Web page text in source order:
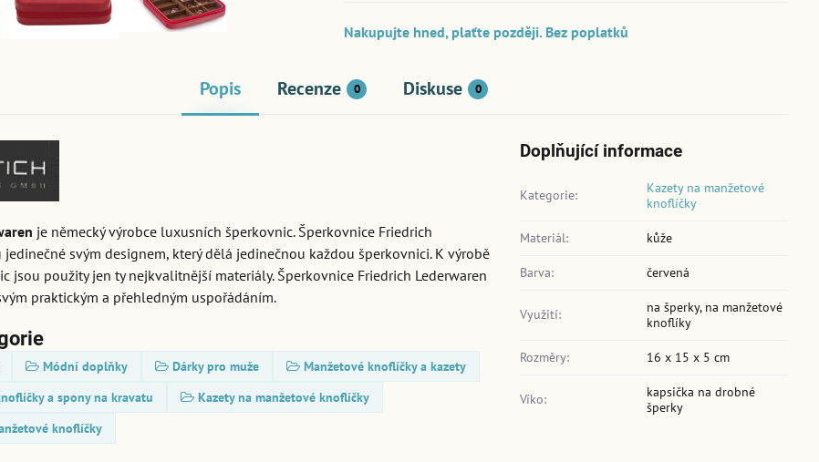
Nakupujte hned, plaťte později. Bez poplatků
Popis Recenze 0 Diskuse 0
je německý výrobce luxusních šperkovnic. Šperkovnice Friedrich
jedinečné svým designem, který dělá jedinečnou každou šperkovnici. K výrobě
jsou použity jen ty nejkvalitnější materiály. Šperkovnice Friedrich Lederwaren
praktickým a přehledným uspořádáním.
Módní doplňky Dárky pro muže
Manžetové knoflíčky a kazety
a spony na kravatu
Kazety na manžetové knoflíčky
knoflíčky
Doplňující informace
Kategorie:
Kazety na manžetové
knoflíčky
Materiál: kůže
Barva: červená
Využití:
na šperky, na manžetové
knoflíky
Rozměry: 16 x 15 x 5 cm
Víko:
kapsička na drobné
šperky